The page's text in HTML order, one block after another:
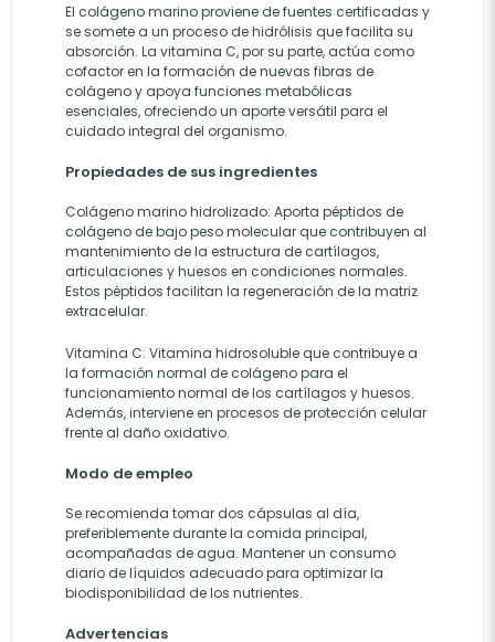
El colágeno marino proviene de fuentes certificadas y
se somete a un proceso de hidrólisis que facilita su
absorción. La vitamina C, por su parte, actúa como
cofactor en la formación de nuevas fibras de
colágeno y apoya funciones metabólicas
esenciales, ofreciendo un aporte versátil para el
cuidado integral del organismo.
Propiedades de sus ingredientes
Colágeno marino hidrolizado: Aporta péptidos de
colágeno de bajo peso molecular que contribuyen al
mantenimiento de la estructura de cartílagos,
articulaciones y huesos en condiciones normales.
Estos péptidos facilitan la regeneración de la matriz
extracelular.
Vitamina C: Vitamina hidrosoluble que contribuye a
la formación normal de colágeno para el
funcionamiento normal de los cartílagos y huesos.
Además, interviene en procesos de protección celular
frente al daño oxidativo.
Modo de empleo
Se recomienda tomar dos cápsulas al día,
preferiblemente durante la comida principal,
acompañadas de agua. Mantener un consumo
diario de líquidos adecuado para optimizar la
biodisponibilidad de los nutrientes.
Advertencias